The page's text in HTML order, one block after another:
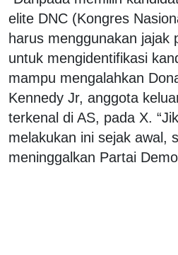
elite DNC (Kongres
harus menggunakan jajak
untuk mengidentifikasi
mampu mengalahkan
Kennedy Jr, anggota
terkenal di AS, pada X.
melakukan ini sejak awal,
meninggalkan Partai